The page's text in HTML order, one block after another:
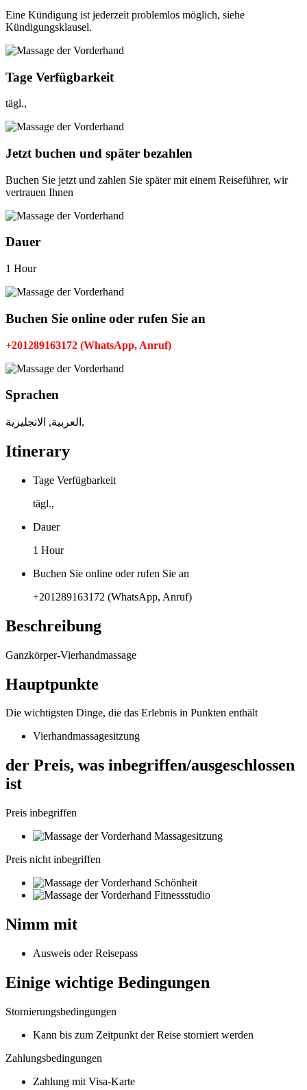
Eine Kündigung ist jederzeit problemlos möglich, siehe
Kündigungsklausel.
Tage Verfügbarkeit
tägl.,
Jetzt buchen und später bezahlen
Buchen Sie jetzt und zahlen Sie später mit einem Reiseführer, wir
vertrauen Ihnen
Dauer
1 Hour
Buchen Sie online oder rufen Sie an
+201289163172 (WhatsApp, Anruf)
Sprachen
العربية, الانجليزية,
Itinerary
Tage Verfügbarkeit
tägl.,
Dauer
1 Hour
Buchen Sie online oder rufen Sie an
+201289163172 (WhatsApp, Anruf)
Beschreibung
Ganzkörper-Vierhandmassage
Hauptpunkte
Die wichtigsten Dinge, die das Erlebnis in Punkten enthält
Vierhandmassagesitzung
der Preis, was inbegriffen/ausgeschlossen
ist
Preis inbegriffen
Massagesitzung
Preis nicht inbegriffen
Schönheit
Fitnessstudio
Nimm mit
Ausweis oder Reisepass
Einige wichtige Bedingungen
Stornierungsbedingungen
Kann bis zum Zeitpunkt der Reise storniert werden
Zahlungsbedingungen
Zahlung mit Visa-Karte